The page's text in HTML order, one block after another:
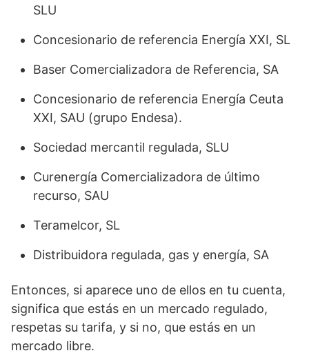
SLU
Concesionario de referencia Energía XXI, SL
Baser Comercializadora de Referencia, SA
Concesionario de referencia Energía Ceuta
XXI, SAU (grupo Endesa).
Sociedad mercantil regulada, SLU
Curenergía Comercializadora de último
recurso, SAU
Teramelcor, SL
Distribuidora regulada, gas y energía, SA
Entonces, si aparece uno de ellos en tu cuenta,
significa que estás en un mercado regulado,
respetas su tarifa, y si no, que estás en un
mercado libre.